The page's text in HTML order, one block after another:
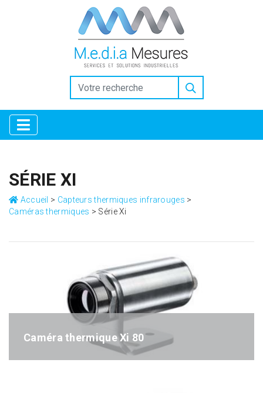
https://www.inkitt.com/SanfordShah
https://www.intensedebate.com/people/SanfordShah
Collectors Trust the Selection at Replica Factory
replica watches replicafactory official Horology for
Everyone: Breaking Down the Best Replica Watches
https://www.openlearning.com/u/sanfordshah-tbgzkf/
Replica Factory: Bridging the Gap in Luxury Horology
Replica Watches from Replica Factory are the Ultimate Style
Luxury Gifting With replica watches
SÉRIE XI
Accueil > Capteurs thermiques infrarouges >
Caméras thermiques > Série Xi
Caméra thermique Xi 80